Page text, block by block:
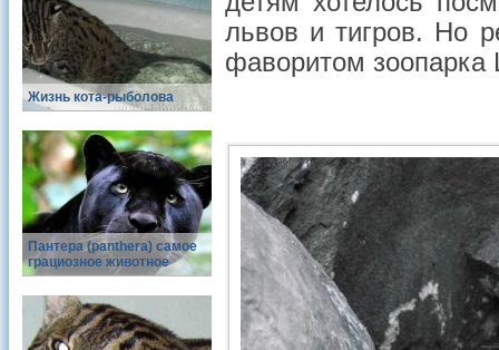
Жизнь кота-рыболова
Пантера (panthera) самое
грациозное животное
львов и тигров. Но
фаворитом